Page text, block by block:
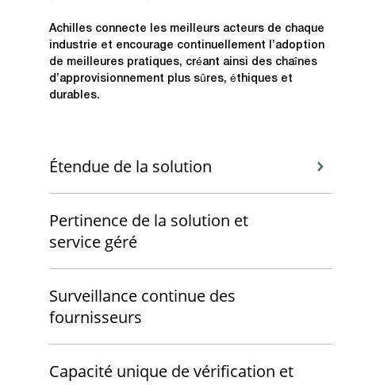
Achilles connecte les meilleurs acteurs de chaque
industrie et encourage continuellement l’adoption
de meilleures pratiques, créant ainsi des chaînes
d’approvisionnement plus sûres, éthiques et
durables.
Étendue de la solution
Pertinence de la solution et
service géré
Surveillance continue des
fournisseurs
Capacité unique de vérification et